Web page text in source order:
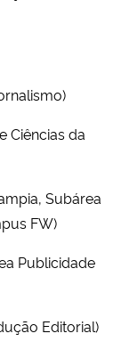
Ciências da
Subárea
FW)
Publicidade
Editorial)